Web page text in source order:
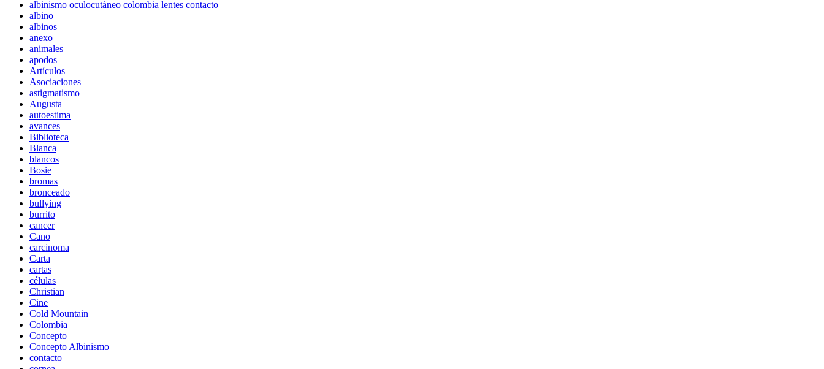
albinismo oculocutáneo colombia lentes contacto
albino
albinos
anexo
animales
apodos
Artículos
Asociaciones
astigmatismo
Augusta
autoestima
avances
Biblioteca
Blanca
blancos
Bosie
bromas
bronceado
bullying
burrito
cancer
Cano
carcinoma
Carta
cartas
células
Christian
Cine
Cold Mountain
Colombia
Concepto
Concepto Albinismo
contacto